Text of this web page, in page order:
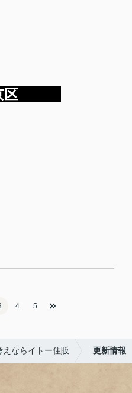
区
4 5
ならイトー住販 更新情報